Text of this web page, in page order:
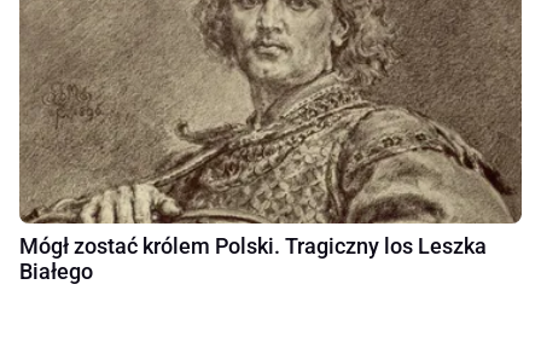
Mógł zostać królem Polski. Tragiczny los Leszka
Białego